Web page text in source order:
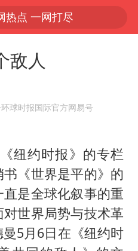
热点 一网打尽
敌人
·环球时报国际官方网易号
纽约时报》的专栏
《世界是平的》的
是全球化叙事的重
世界局势与技术革
5月6日在《纽约时